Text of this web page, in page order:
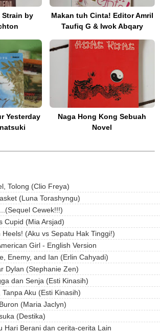
Strain by
Makan tuh Cinta! Editor Amril
Taufiq G & Iwok Abqary
Yesterday
Naga Hong Kong Sebuah
Novel
Tolong (Clio Freya)
(Luna Torashyngu)
Cewek!!!)
Cupid (Mia Arsjad)
Heels! (Aku vs Sepatu Hak Tinggi!)
Girl - English Version
Enemy, and Ian (Erlin Cahyadi)
Dylan (Stephanie Zen)
dan Senja (Esti Kinasih)
Aku (Esti Kinasih)
(Maria Jaclyn)
(Destika)
Hari Berani dan cerita-cerita Lain